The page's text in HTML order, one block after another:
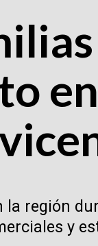
la región
y